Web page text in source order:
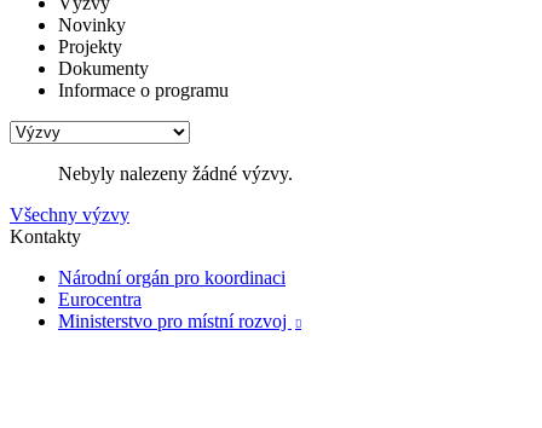
Novinky
Projekty
Dokumenty
Informace o programu
Nebyly nalezeny žádné výzvy.
Všechny výzvy
Kontakty
Národní orgán pro koordinaci
Eurocentra
Ministerstvo pro místní rozvoj
